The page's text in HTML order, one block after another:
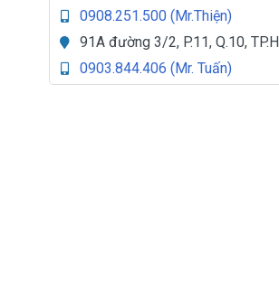
0908.251.500 (Mr.Thiện)
91A đường 3/2, P.11, Q.10,
0903.844.406 (Mr. Tuấn)